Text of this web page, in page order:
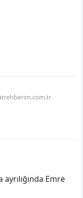
ayrılığında Emre